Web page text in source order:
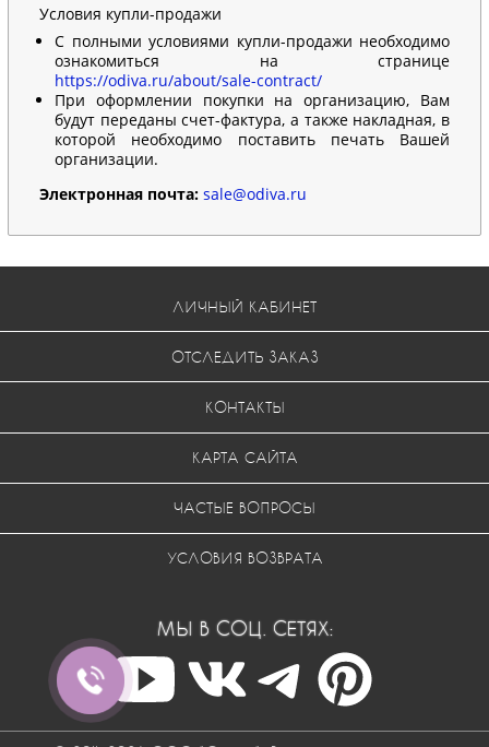
Условия купли-продажи
С полными условиями купли-продажи необходимо
ознакомиться на странице
https://odiva.ru/about/sale-contract/
При оформлении покупки на организацию, Вам
будут переданы счет-фактура, а также накладная, в
которой необходимо поставить печать Вашей
организации.
Электронная почта: sale@odiva.ru
ЛИЧНЫЙ КАБИНЕТ
ОТСЛЕДИТЬ ЗАКАЗ
КОНТАКТЫ
КАРТА САЙТА
ЧАСТЫЕ ВОПРОСЫ
УСЛОВИЯ ВОЗВРАТА
МЫ В СОЦ. СЕТЯХ: